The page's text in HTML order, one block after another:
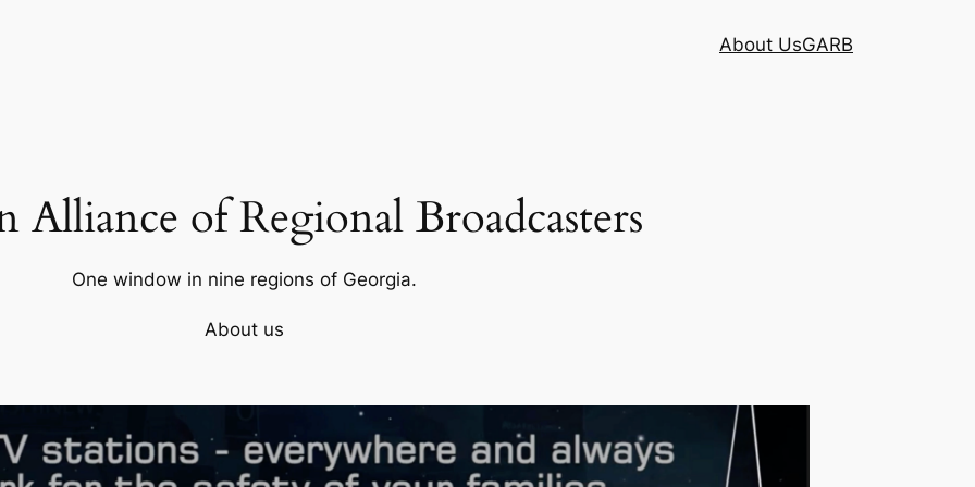
About UsGARB
Alliance of Regional Broadcasters
One window in nine regions of Georgia.
About us